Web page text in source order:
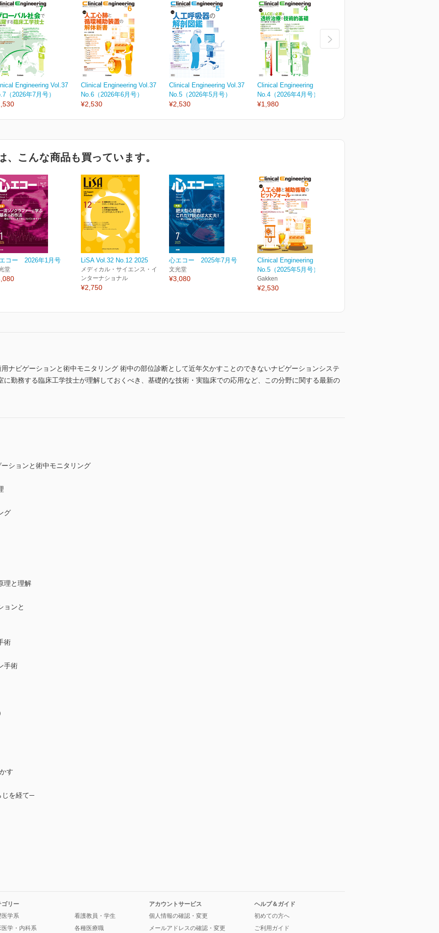
Engineering Vol.37
（2026年7月号）
Clinical Engineering Vol.37
No.6（2026年6月号）
¥2,530
Clinical Engineering Vol.37
No.5（2026年5月号）
¥2,530
Clinical Engineering Vol.37
No.4（2026年4月号）
¥1,980
、こんな商品も買っています。
コー 2026年1月号
堂
LiSA Vol.32 No.12 2025
メディカル・サイエンス・イ
ンターナショナル
¥2,750
心エコー 2025年7月号
文光堂
¥3,080
Clinical Engineering Vol.36
No.5（2025年5月号）
Gakken
¥2,530
ナビゲーションと術中モニタリング 術中の部位診断として近年欠かすことのできないナビゲーションシステ
に勤務する臨床工学技士が理解しておくべき、基礎的な技術・実臨床での応用など、この分野に関する最新の
ションと術中モニタリング
グ
理と理解
ョンと
術
手術
す
じを経て─
ゴリー
医学系
医学・内科系
看護教員・学生
各種医療職
アカウントサービス
個人情報の確認・変更
メールアドレスの確認・変更
ヘルプ＆ガイド
初めての方へ
ご利用ガイド